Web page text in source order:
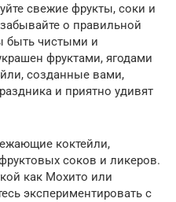
свежие фрукты, соки и
о правильной
быть чистыми и
фруктами, ягодами
созданные вами,
и приятно удивят
коктейли,
соков и ликеров.
как Мохито или
экспериментировать с